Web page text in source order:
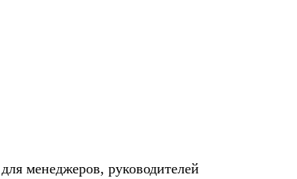
менеджеров, руководителей